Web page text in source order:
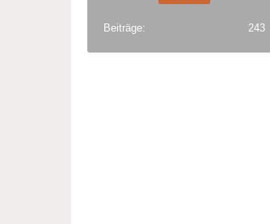
Beiträge 243